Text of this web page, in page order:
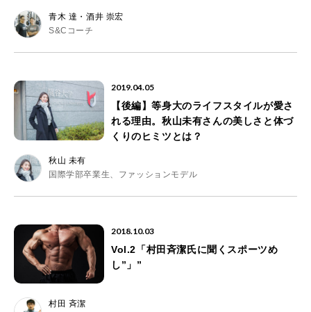
青木 達・酒井 崇宏
S&Cコーチ
2019.04.05
【後編】等身大のライフスタイルが愛さ
れる理由。秋山未有さんの美しさと体づ
くりのヒミツとは？
秋山 未有
国際学部卒業生、ファッションモデル
2018.10.03
Vol.2「村田斉潔氏に聞くスポーツめ
し”」”
村田 斉潔